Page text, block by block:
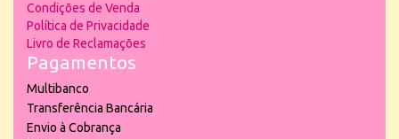
Condições de Venda
Política de Privacidade
Livro de Reclamações
Pagamentos
Multibanco
Transferência Bancária
Envio à Cobrança